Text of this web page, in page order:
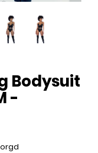
Bodysuit
-